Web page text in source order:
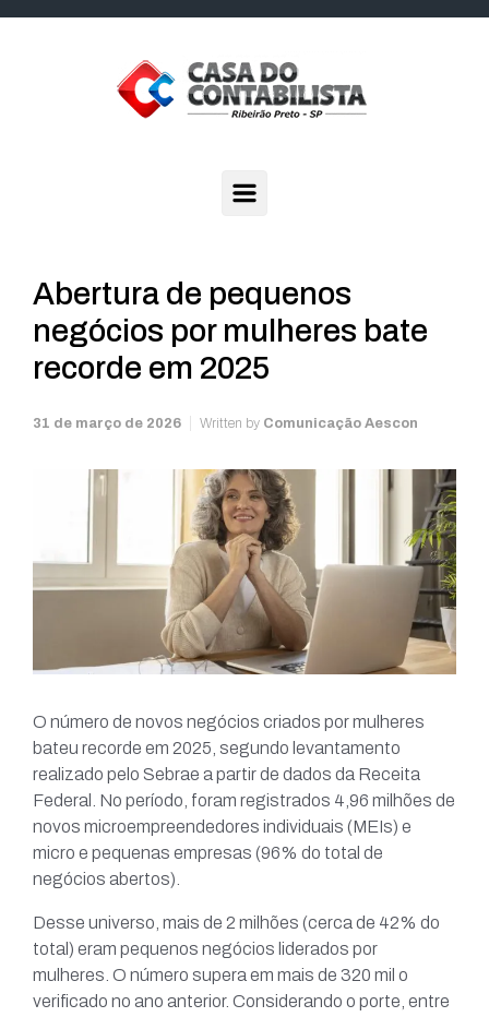
Abertura de pequenos
negócios por mulheres bate
recorde em 2025
31 de março de 2026 Written by Comunicação Aescon
O número de novos negócios criados por mulheres
bateu recorde em 2025, segundo levantamento
realizado pelo Sebrae a partir de dados da Receita
Federal. No período, foram registrados 4,96 milhões de
novos microempreendedores individuais (MEIs) e
micro e pequenas empresas (96% do total de
negócios abertos).
Desse universo, mais de 2 milhões (cerca de 42% do
total) eram pequenos negócios liderados por
mulheres. O número supera em mais de 320 mil o
verificado no ano anterior. Considerando o porte, entre